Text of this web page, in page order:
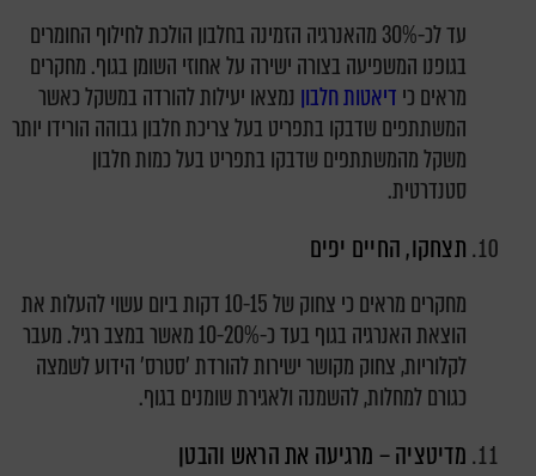
עד לכ-30% מהאנרגיה הזמינה בחלבון הולכת לחילוף החומרים
בגופנו המשפיעה בצורה ישירה על אחוזי השומן בגוף. מחקרים
מראים כי דיאטות חלבון נמצאו יעילות להורדה במשקל כאשר
המשתתפים שדבקו בתפריט בעל צריכת חלבון גבוהה הורידו יותר
משקל מהמשתתפים שדבקו בתפריט בעל כמות חלבון
סטנדרטית.
תצחקו, החיים יפים
מחקרים מראים כי צחוק של 10-15 דקות ביום עשוי להעלות את
הוצאת האנרגיה בגוף בעד כ-10-20% מאשר במצב רגיל. מעבר
לקלוריות, צחוק מקושר ישירות להורדת 'סטרס' הידוע לשמצה
כגורם למחלות, להשמנה ולאגירת שומנים בגוף.
מדיטציה – מרגיעה את הראש והבטן